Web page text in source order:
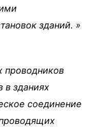
зданий. »
проводников
в зданиях
соединение